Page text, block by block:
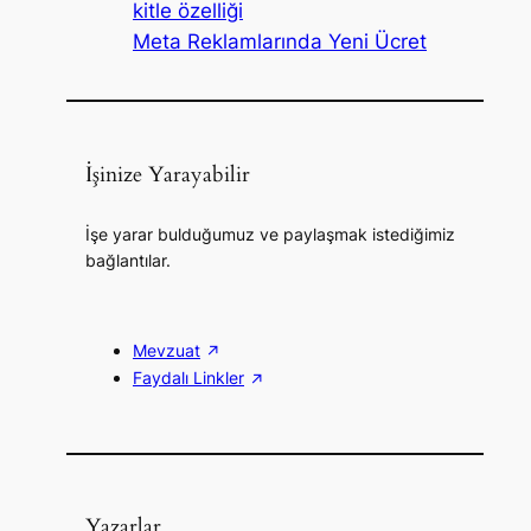
kitle özelliği
Meta Reklamlarında Yeni Ücret
İşinize Yarayabilir
İşe yarar bulduğumuz ve paylaşmak istediğimiz
bağlantılar.
Mevzuat
Faydalı Linkler